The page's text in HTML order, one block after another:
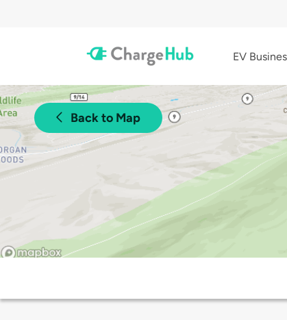
EV
Back to Map